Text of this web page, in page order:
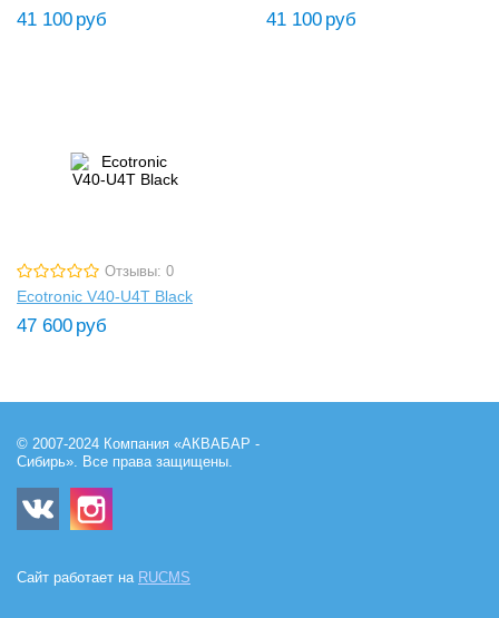
41 100 руб 41 100 руб
Отзывы: 0
Ecotronic V40-U4T Black
47 600 руб
© 2007-2024 Компания «АКВАБАР -
Сибирь». Все права защищены.
Сайт работает на RUCMS